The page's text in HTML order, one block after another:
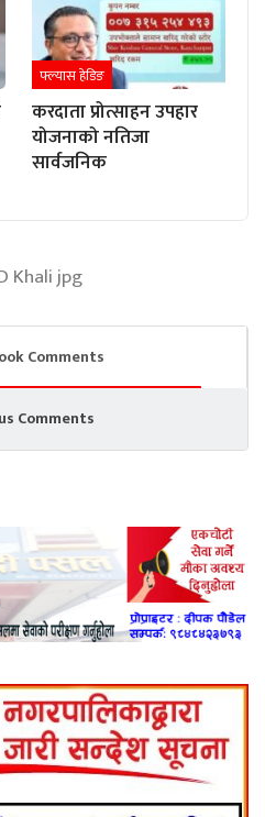
फ्ल्यास हेडिङ
करदाता प्रोत्साहन उपहार
योजनाको नतिजा
सार्वजनिक
Comments
Comments